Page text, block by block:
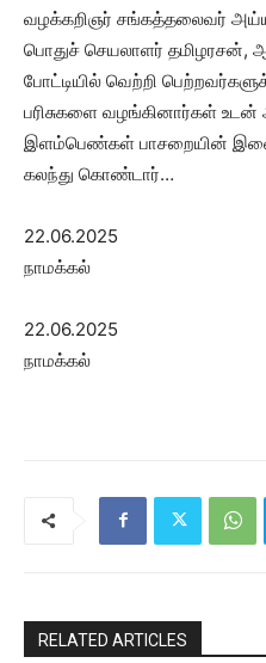
வழக்கறிஞர் சங்கத்தலைவர்
பொதுச் செயலாளர் தமிழரசன்,
போட்டியில் வெற்றி
பரிசுகளை வழங்கினார்கள்
இளம்பெண்கள் பாசறையின்
கலந்து கொண்டார்…
22.06.2025
நாமக்கல்
22.06.2025
நாமக்கல்
RELATED ARTICLES